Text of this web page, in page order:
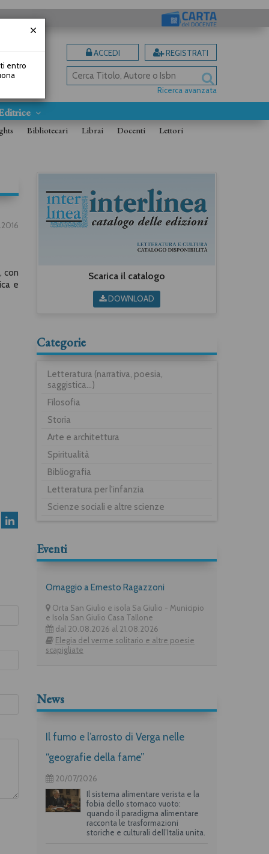
ACCEDI REGISTRATI
Ricerca avanzata
Bibliotecari Librai Docenti Lettori
con
e
Scarica il catalogo
DOWNLOAD
Categorie
Letteratura (narrativa, poesia,
saggistica...)
Filosofia
Storia
Arte e architettura
Spiritualità
Bibliografia
Letteratura per l'infanzia
Scienze sociali e altre scienze
Eventi
Omaggio a Ernesto Ragazzoni
Orta San Giulio e isola Sa Giulio - Municipio
e Isola San Giulio Casa Tallone
dal 20.08.2026 al 21.08.2026
Elegia del verme solitario e altre poesie
scapigliate
News
Il fumo e l’arrosto di Verga nelle
“geografie della fame”
20/07/2026
Il sistema alimentare verista e la
fobia dello stomaco vuoto:
quando il paradigma alimentare
racconta le trasformazioni
storiche e culturali dell’Italia unita.
entro